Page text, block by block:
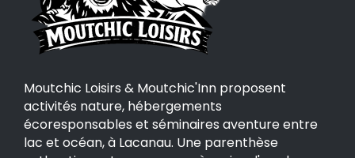
Moutchic Loisirs & Moutchic'Inn proposent
activités nature, hébergements
écoresponsables et séminaires aventure entre
lac et océan, à Lacanau. Une parenthèse